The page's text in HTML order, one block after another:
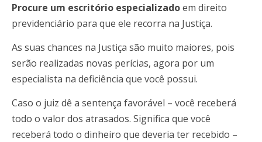
Procure um escritório especializadoem direito
previdenciário para que ele recorra na Justiça.
As suas chances na Justiça são muito maiores, pois
serão realizadas novas perícias, agora por um
especialista na deficiência que você possui.
Caso o juiz dê a sentença favorável – você receberá
todo o valor dos atrasados. Significa que você
receberá todo o dinheiro que deveria ter recebido –